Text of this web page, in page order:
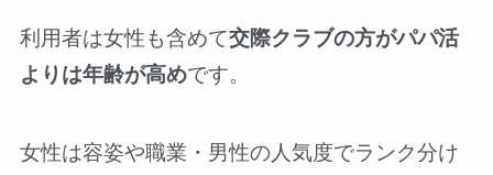
利用者は女性も含めて交際クラブの方がパパ活
よりは年齢が高めです。
女性は容姿や職業・男性の人気度でランク分け